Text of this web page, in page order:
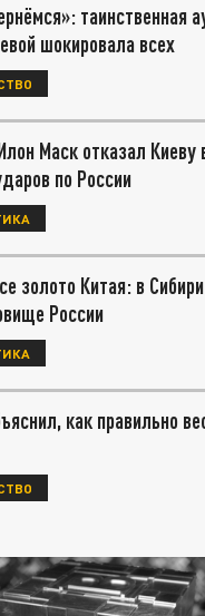
таинственная
шокировала всех
Маск отказал Киеву
по России
золото Китая: в
России
как правильно